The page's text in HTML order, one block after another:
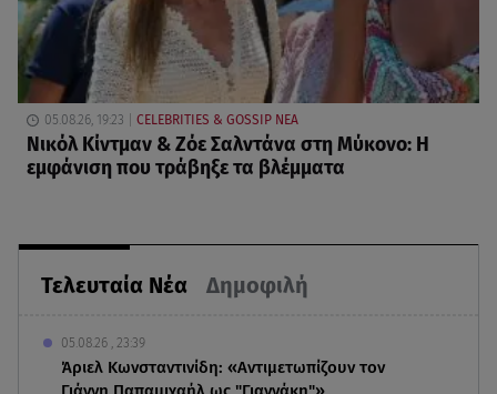
Τελευταία Νέα Δημοφιλή
05.08.26 , 23:39
Άριελ Κωνσταντινίδη: «Αντιμετωπίζουν τον
05.08.26, 19:23 CELEBRITIES & GOSSIP ΝΕΑ
Νικόλ Κίντμαν & Ζόε Σαλντάνα στη Μύκονο: Η
εμφάνιση που τράβηξε τα βλέμματα